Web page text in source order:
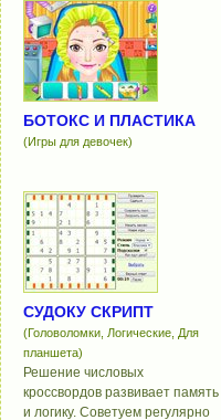
БОТОКС И ПЛАСТИКА
(Игры для девочек)
СУДОКУ СКРИПТ
(Головоломки, Логические, Для
планшета)
Решение числовых
кроссвордов развивает память
и логику. Советуем регулярно